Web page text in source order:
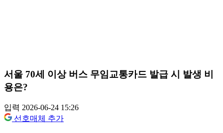
서울 70세 이상 버스 무임교통카드 발급 시 발생 비
용은?
입력 2026-06-24 15:26
선호매체 추가